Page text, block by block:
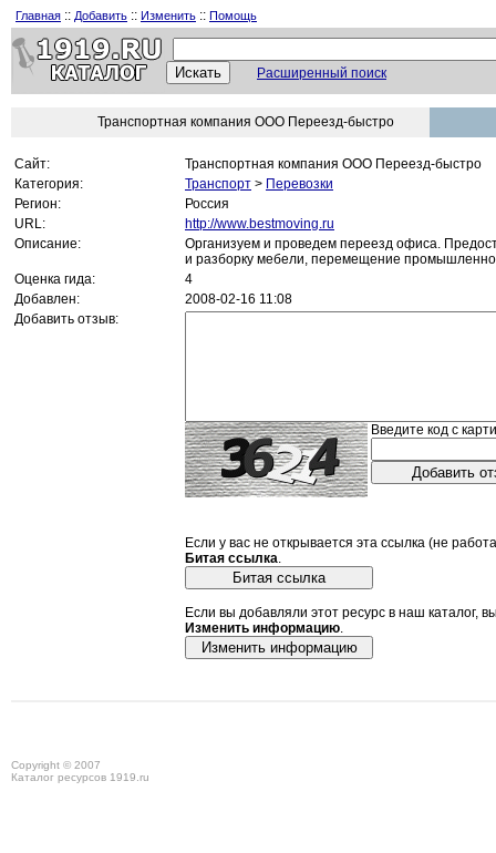
Главная :: Добавить :: Изменить :: Помощь
Расширенный поиск
Транспортная компания ООО Переезд-быстро
Сайт:
Транспортная компания ООО Переезд-быстро
Категория:
Транспорт > Перевозки
Регион:
Россия
URL:
http://www.bestmoving.ru
Описание:
Организуем и проведем переезд офиса.
и разборку мебели, перемещение
Оценка гида:
4
Добавлен:
2008-02-16 11:08
Добавить отзыв:
Введите код с
Если у вас не открывается эта ссылка (не
Битая ссылка.
Если вы добавляли этот ресурс в наш каталог,
Изменить информацию.
Copyright © 2007
Каталог ресурсов 1919.ru